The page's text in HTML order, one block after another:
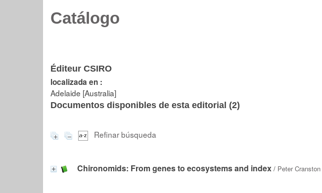
Catálogo
Éditeur CSIRO
localizada en :
Adelaide [Australia]
Documentos disponibles de esta editorial (2)
Refinar búsqueda
Chironomids: From genes to ecosystems and index / Peter Cranston